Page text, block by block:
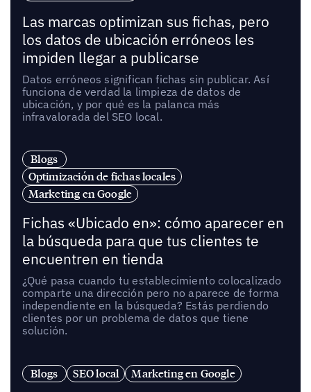
Las marcas optimizan sus fichas, pero
los datos de ubicación erróneos les
impiden llegar a publicarse
Datos erróneos significan fichas sin publicar. Así
funciona de verdad la limpieza de datos de
ubicación, y por qué es la palanca más
infravalorada del SEO local.
Blogs
Optimización de fichas locales
Marketing en Google
Fichas «Ubicado en»: cómo aparecer en
la búsqueda para que tus clientes te
encuentren en tienda
¿Qué pasa cuando tu establecimiento colocalizado
comparte una dirección pero no aparece de forma
independiente en la búsqueda? Estás perdiendo
clientes por un problema de datos que tiene
solución.
Blogs SEO local Marketing en Google